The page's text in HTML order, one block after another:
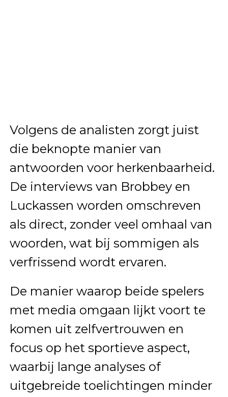
Volgens de analisten zorgt juist
die beknopte manier van
antwoorden voor herkenbaarheid.
De interviews van Brobbey en
Luckassen worden omschreven
als direct, zonder veel omhaal van
woorden, wat bij sommigen als
verfrissend wordt ervaren.
De manier waarop beide spelers
met media omgaan lijkt voort te
komen uit zelfvertrouwen en
focus op het sportieve aspect,
waarbij lange analyses of
uitgebreide toelichtingen minder